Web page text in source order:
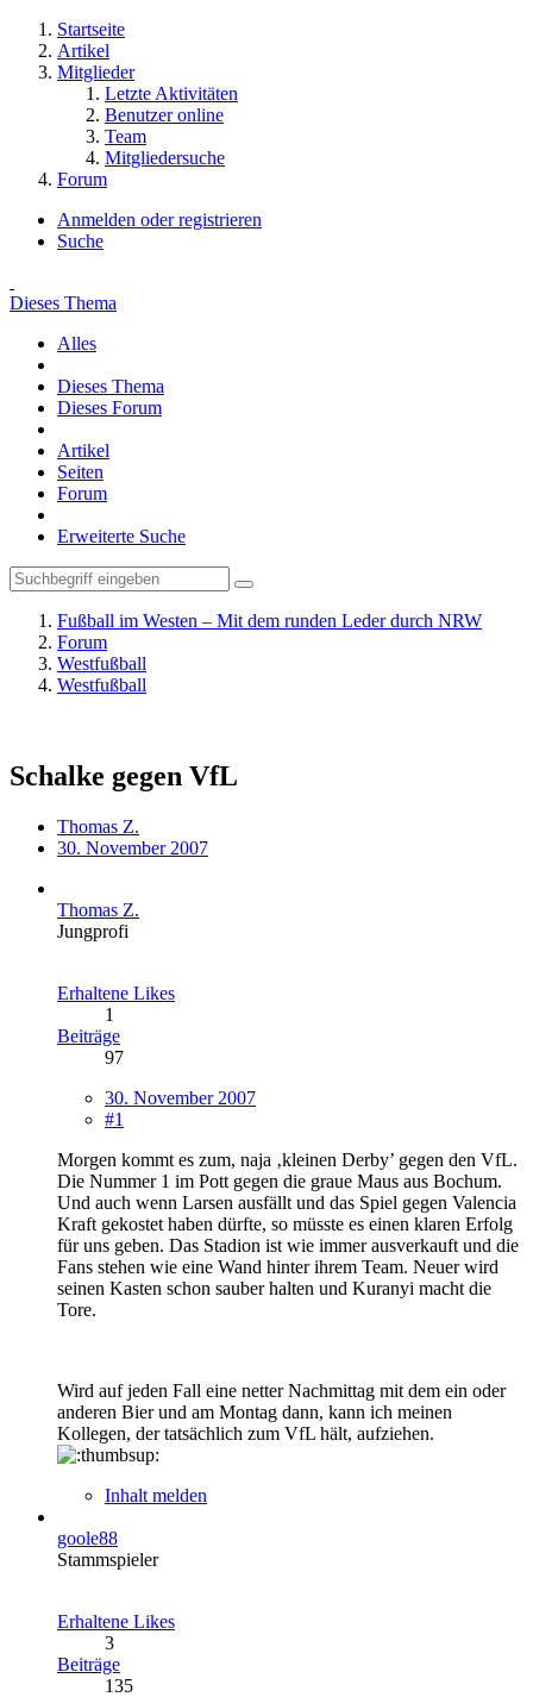
Startseite
Artikel
Mitglieder
Letzte Aktivitäten
Benutzer online
Team
Mitgliedersuche
Forum
Anmelden oder registrieren
Suche
Dieses Thema
Alles
Dieses Thema
Dieses Forum
Artikel
Seiten
Forum
Erweiterte Suche
Fußball im Westen – Mit dem runden Leder durch NRW
Forum
Westfußball
Westfußball
Schalke gegen VfL
Thomas Z.
30. November 2007
Thomas Z.
Jungprofi
Erhaltene Likes
1
Beiträge
97
30. November 2007
#1
Morgen kommt es zum, naja ‚kleinen Derby’ gegen den VfL.
Die Nummer 1 im Pott gegen die graue Maus aus Bochum.
Und auch wenn Larsen ausfällt und das Spiel gegen Valencia
Kraft gekostet haben dürfte, so müsste es einen klaren Erfolg
für uns geben. Das Stadion ist wie immer ausverkauft und die
Fans stehen wie eine Wand hinter ihrem Team. Neuer wird
seinen Kasten schon sauber halten und Kuranyi macht die
Tore.
Wird auf jeden Fall eine netter Nachmittag mit dem ein oder
anderen Bier und am Montag dann, kann ich meinen
Kollegen, der tatsächlich zum VfL hält, aufziehen.
Inhalt melden
goole88
Stammspieler
Erhaltene Likes
3
Beiträge
135